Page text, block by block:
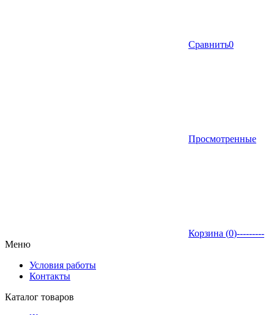
Сравнить0
Просмотренные
Корзина (0)---------
Меню
Условия работы
Контакты
Каталог товаров